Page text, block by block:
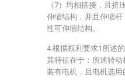
（7）均相搭接，且挤
伸缩结构，并且伸缩
性可伸缩结构。
4.根据权利要求1所述
其特征在于：所述转
装有电机，且电机选用